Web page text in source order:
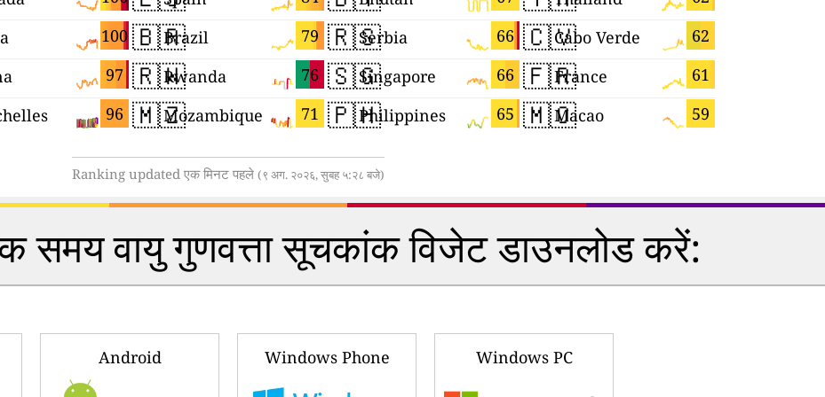
100
97
96
🇧🇷 79
Brazil
🇷🇼 76
Rwanda
🇲🇿 71
Mozambique
🇷🇸 66
Serbia
🇸🇬 66
Singapore
🇵🇭 65
Philippines
🇨🇻 62
Cabo Verde
🇫🇷 61
France
🇲🇴 59
Macao
Ranking updated एक मिनट पहले (९ अग. २०२६, सुबह ५:२८ बजे)
समय वायु गुणवत्ता सूचकांक विजेट डाउनलोड करें:
Android Windows Phone Windows PC